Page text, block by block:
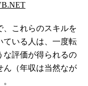
これらのスキルを
ている人は、一度転
な評価が得られるの
ん（年収は当然なが